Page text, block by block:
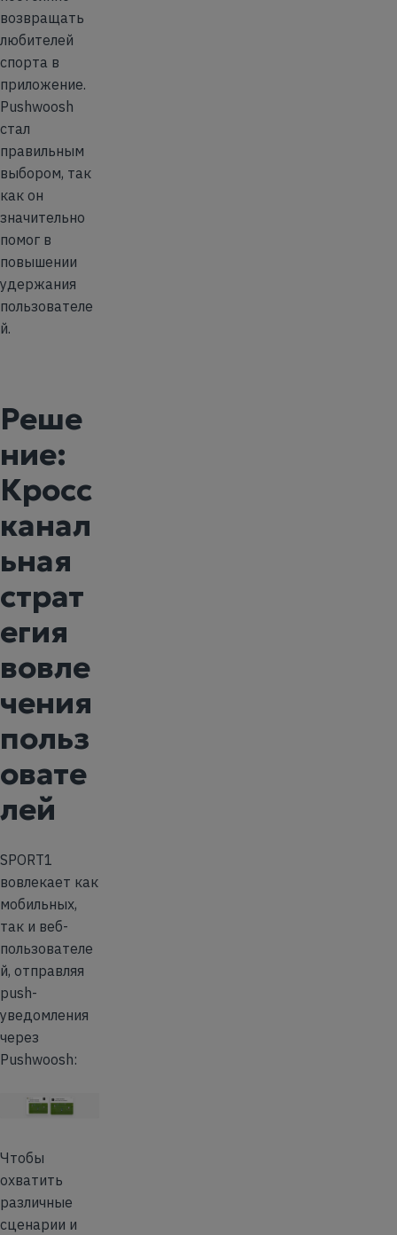
возвращать
любителей
спорта в
приложение.
Pushwoosh
стал
правильным
выбором, так
как он
значительно
помог в
повышении
удержания
пользователе
й.
Реше
ние:
Кросс
канал
ьная
страт
егия
вовле
чения
польз
овате
лей
SPORT1
вовлекает как
мобильных,
так и веб-
пользователе
й, отправляя
push-
уведомления
через
Pushwoosh:
Чтобы
охватить
различные
сценарии и